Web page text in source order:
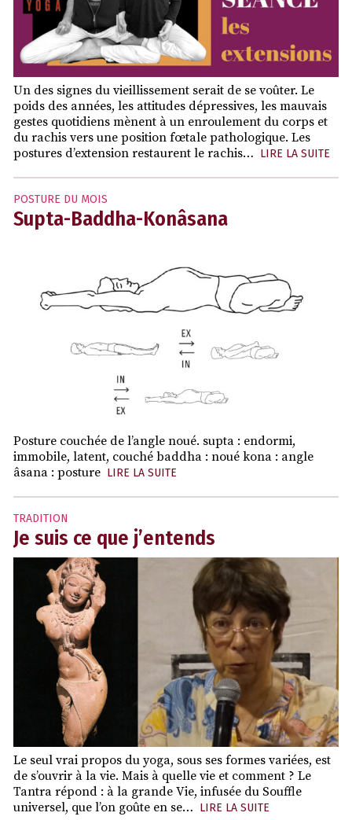
Un des signes du vieillissement serait de se voûter. Le
poids des années, les attitudes dépressives, les mauvais
gestes quotidiens mènent à un enroulement du corps et
du rachis vers une position fœtale pathologique. Les
postures d’extension restaurent le rachis… LIRE LA SUITE
POSTURE DU MOIS
Supta-Baddha-Konâsana
Posture couchée de l’angle noué. supta : endormi,
immobile, latent, couché baddha : noué kona : angle
âsana : posture LIRE LA SUITE
TRADITION
Je suis ce que j’entends
Le seul vrai propos du yoga, sous ses formes variées, est
de s’ouvrir à la vie. Mais à quelle vie et comment ? Le
Tantra répond : à la grande Vie, infusée du Souffle
universel, que l’on goûte en se… LIRE LA SUITE